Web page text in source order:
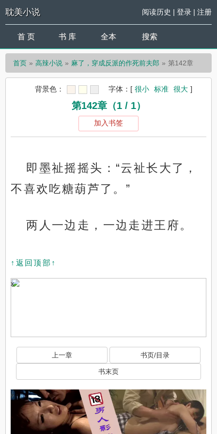
耽美小说 阅读历史 | 登录| 注册
首 页 书 库 全本 搜索
首页 高辣小说 麻了，穿成反派的作死前夫郎 第142章
背景色： 字体： [ 很小 标准 很大 ]
第142章（1 / 1）
加入书签
即墨祉摇摇头：“云祉长大了，
不喜欢吃糖葫芦了。”
两人一边走，一边走进王府。
↑返回顶部↑
x
上一章 书页/目录
书末页
x